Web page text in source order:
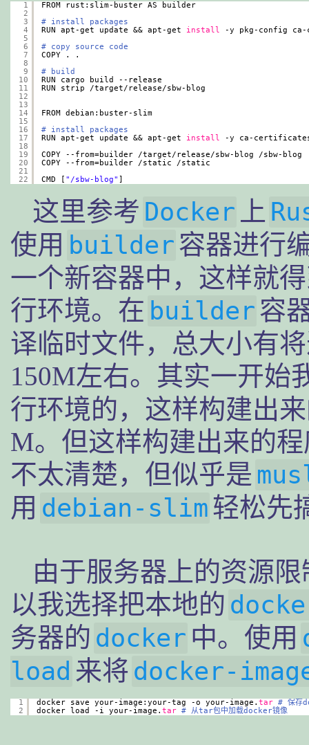
1
2
3
4
5
6
7
8
9
10
11
12
13
14
15
16
17
18
19
20
21
22
FROM rust:slim-buster AS builder
# install packages
RUN apt-get update && apt-get install
-y pkg-config
# copy source code
COPY . .
# build
RUN cargo build --release
RUN strip /target/release/sbw-blog
FROM debian:buster-slim
# install packages
RUN apt-get update && apt-get install
-y ca-
COPY --from=builder /target/release/sbw-blog
/sbw-blog
COPY --from=builder /static
/static
CMD [ "/sbw-blog" ]
这里参考 Docker 上
使用 builder容器进行
一个新容器中，这样就
行环境。在 builder容
译临时文件，总大小有
150M左右。其实一开始
行环境的，这样构建出
M。但这样构建出来的
不太清楚，但似乎是
用 debian-slim轻松先
由于服务器上的资源
以我选择把本地的
务器的 docker 中。使用
load 来将 docker-
1
2
docker save your-image:your-tag -o your-image. tar # 保存
docker load -i your-image. tar # 从tar包中加载docker镜像